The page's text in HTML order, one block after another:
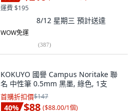
運費 $195
8/12 星期三 預計送達
WOW免運
(387)
KOKUYO 國譽 Campus Noritake 聯
名 中性筆 0.5mm 黑墨, 綠色, 1支
首購折扣價$147
40% $88 ($88.00/1個)